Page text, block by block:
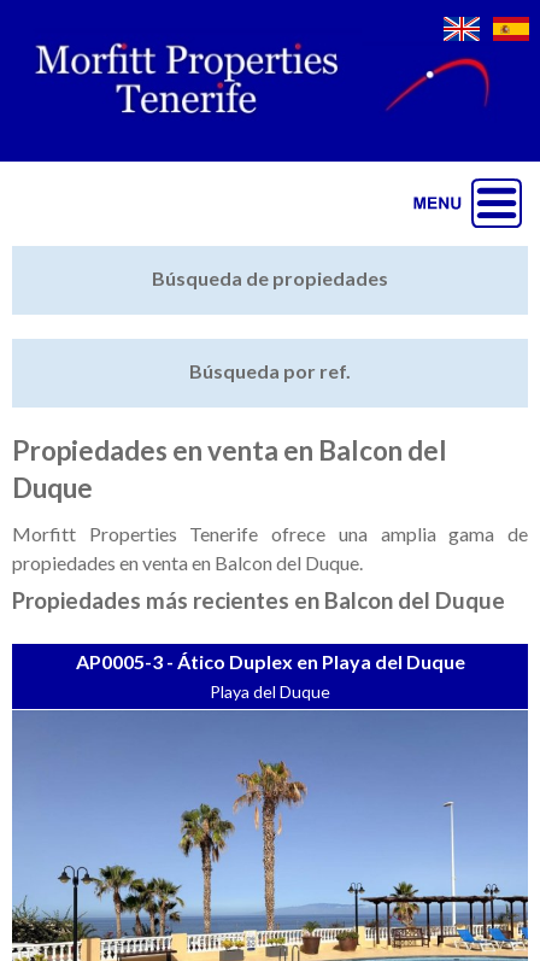
Vender mi propiedad
Destacado
Cartera
+ Contáctenos
Buscar propiedad
Búsqueda de propiedades
Búsqueda por ref.
Propiedades en venta en Balcon del
Duque
Morfitt Properties Tenerife ofrece una amplia gama de
propiedades en venta en Balcon del Duque.
Propiedades más recientes en Balcon del Duque
AP0005-3 - Ático Duplex en Playa del Duque
Playa del Duque